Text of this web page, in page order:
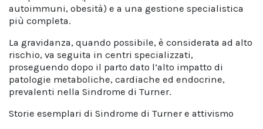
autoimmuni, obesità) e a una gestione specialistica
più completa.
La gravidanza, quando possibile, è considerata ad alto
rischio, va seguita in centri specializzati,
proseguendo dopo il parto dato l’alto impatto di
patologie metaboliche, cardiache ed endocrine,
prevalenti nella Sindrome di Turner.
Storie esemplari di Sindrome di Turner e attivismo